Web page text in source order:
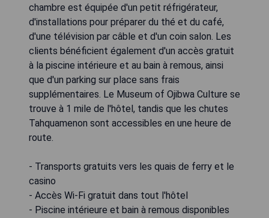
chambre est équipée d'un petit réfrigérateur,
d'installations pour préparer du thé et du café,
d'une télévision par câble et d'un coin salon. Les
clients bénéficient également d'un accès gratuit
à la piscine intérieure et au bain à remous, ainsi
que d'un parking sur place sans frais
supplémentaires. Le Museum of Ojibwa Culture se
trouve à 1 mile de l'hôtel, tandis que les chutes
Tahquamenon sont accessibles en une heure de
route.
- Transports gratuits vers les quais de ferry et le
casino
- Accès Wi-Fi gratuit dans tout l'hôtel
- Piscine intérieure et bain à remous disponibles